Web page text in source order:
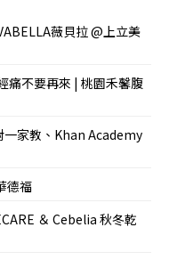
薇貝拉 @上立美
痛不要再來 | 桃園禾馨腹
一家教、Khan Academy
德福
＆ Cebelia 秋冬乾